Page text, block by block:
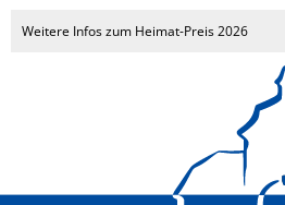
Weitere Infos zum Heimat-Preis 2026